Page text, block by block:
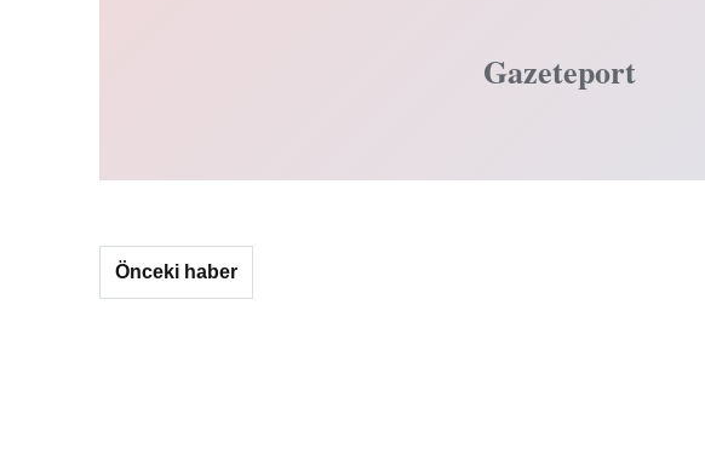
Gazeteport
Önceki haber